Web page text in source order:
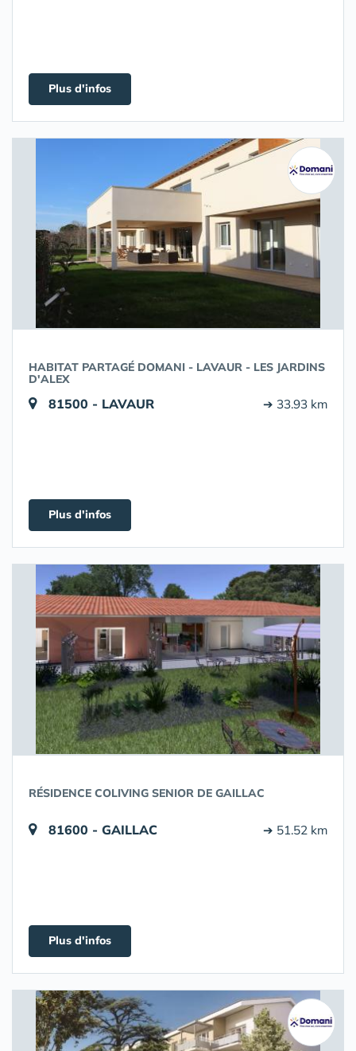
Plus d'infos
HABITAT PARTAGÉ DOMANI - LAVAUR - LES JARDINS
D'ALEX
81500 - LAVAUR ➔ 33.93 km
Plus d'infos
RÉSIDENCE COLIVING SENIOR DE GAILLAC
81600 - GAILLAC ➔ 51.52 km
Plus d'infos